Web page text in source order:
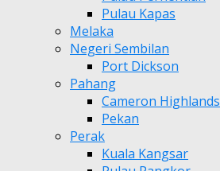
Pulau Kapas
Melaka
Negeri Sembilan
Port Dickson
Pahang
Cameron Highlands
Pekan
Perak
Kuala Kangsar